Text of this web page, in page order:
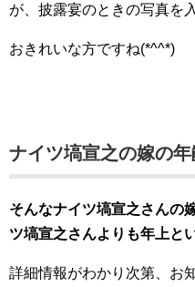
が、披露宴のときの写真を
おきれいな方ですね(*^^*)
ナイツ塙宣之の嫁の年
そんなナイツ塙宣之さんの
ツ塙宣之さんよりも年上と
詳細情報がわかり次第、お